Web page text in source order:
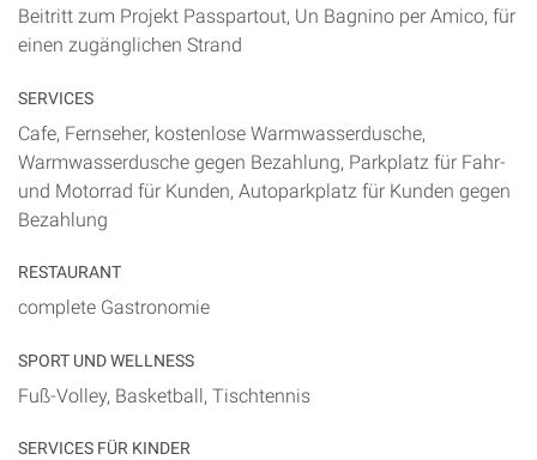
Beitritt zum Projekt Passpartout, Un Bagnino per Amico, für
einen zugänglichen Strand
SERVICES
Cafe, Fernseher, kostenlose Warmwasserdusche,
Warmwasserdusche gegen Bezahlung, Parkplatz für Fahr-
und Motorrad für Kunden, Autoparkplatz für Kunden gegen
Bezahlung
RESTAURANT
complete Gastronomie
SPORT UND WELLNESS
Fuß-Volley, Basketball, Tischtennis
SERVICES FÜR KINDER